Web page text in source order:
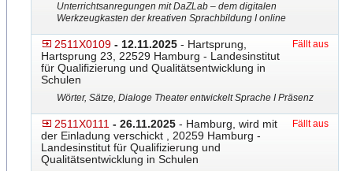
Unterrichtsanregungen mit DaZLab – dem digitalen
Werkzeugkasten der kreativen Sprachbildung I online
2511X0109 - 12.11.2025 - Hartsprung,
Hartsprung 23, 22529 Hamburg - Landesinstitut
für Qualifizierung und Qualitätsentwicklung in
Schulen
Fällt aus
Wörter, Sätze, Dialoge Theater entwickelt Sprache I Präsenz
2511X0111 - 26.11.2025 - Hamburg, wird mit
der Einladung verschickt , 20259 Hamburg -
Landesinstitut für Qualifizierung und
Qualitätsentwicklung in Schulen
Fällt aus